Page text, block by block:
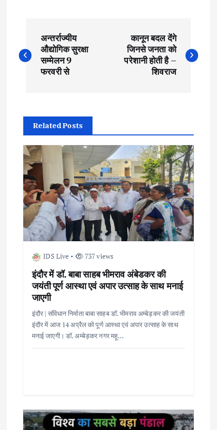
o
n
a
v
g
a
अन्तर्राज्यीय
औद्योगिक सुरक्षा
सम्मेलन 9
फरवरी से
कानून बदल देंगे
जिनसे जनता को
परेशानी होती है –
शिवराज
Related Posts
IDS Live 737 views
इंदौर में डॉ. बाबा साहब भीमराव अंबेडकर की
जयंती पूर्ण आस्था एवं अपार उत्साह के साथ मनाई
जाएगी
इंदौर | संविधान निर्माता बाबा साहब डॉ. भीमराव अम्बेड़कर की जयंती
इंदौर में आज 14 अप्रैल को पूर्ण आस्था एवं अपार उत्साह के साथ
मनाई जाएगी। डॉ. अम्बेड़कर नगर महू…